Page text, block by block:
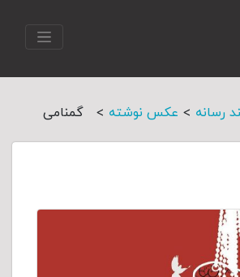
رسانه > عکس نوشته > گمنامی